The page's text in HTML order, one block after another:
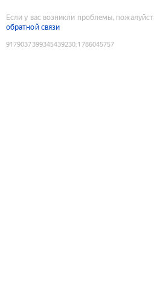
Если у вас возникли проблемы,
обратной связи
9179037399345439230:1786045757